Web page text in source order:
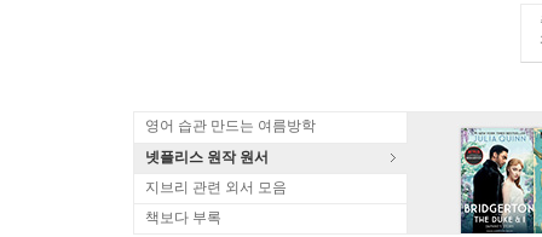
영어 습관 만드는 여름방학
넷플리스 원작 원서
지브리 관련 외서 모음
책보다 부록